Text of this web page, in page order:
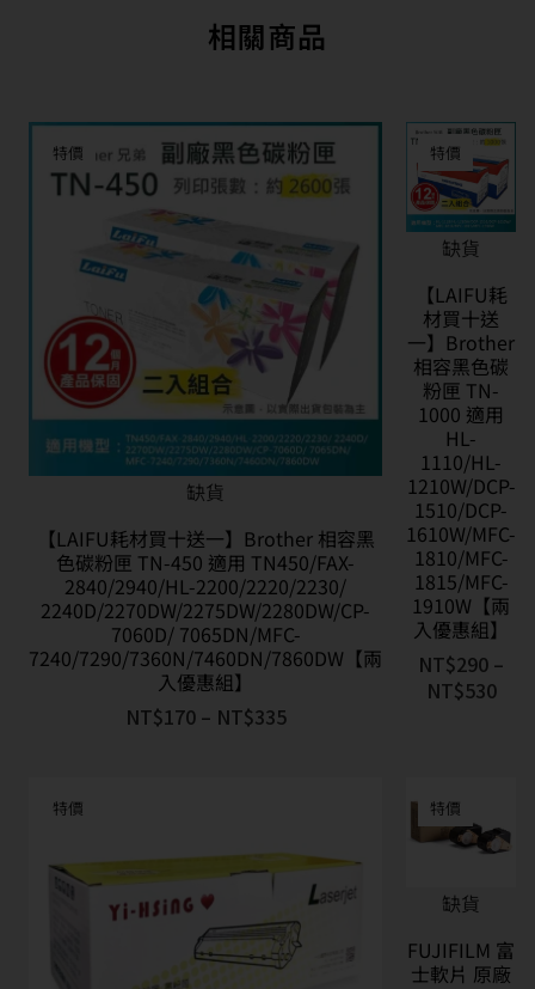
相關商品
特價
缺貨
【LAIFU耗材買十送一】Brother 相容黑
色碳粉匣 TN-450 適用 TN450/FAX-
2840/2940/HL-2200/2220/2230/
2240D/2270DW/2275DW/2280DW/CP-
7060D/ 7065DN/MFC-
7240/7290/7360N/7460DN/7860DW【兩
入優惠組】
NT$170 – NT$335
特價
缺貨
【LAIFU耗
材買十送
一】Brother
相容黑色碳
粉匣 TN-
1000 適用
HL-
1110/HL-
1210W/DCP-
1510/DCP-
1610W/MFC-
1810/MFC-
1815/MFC-
1910W【兩
入優惠組】
NT$290 –
NT$530
特價 特價
缺貨
FUJIFILM 富
士軟片 原廠